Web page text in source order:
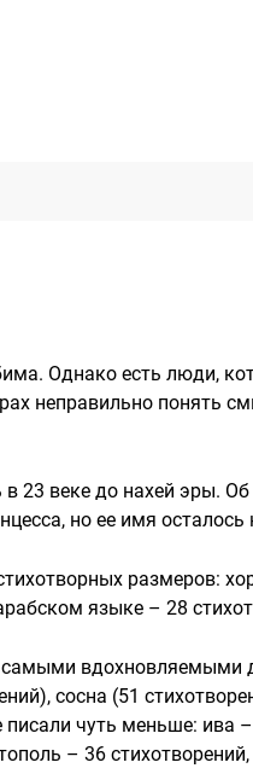
Однако есть люди,
неправильно понять
23 веке до нахей эры.
но ее имя
размеров:
языке – 28
вдохновляемыми
сосна (51
чуть меньше: ива
– 36